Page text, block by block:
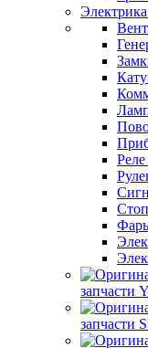
Электрика
запчасти
запчасти